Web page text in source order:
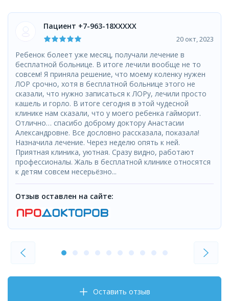
Пациент +7-963-18XXXXX
20 окт, 2023
Ребенок болеет уже месяц, получали лечение в
бесплатной больнице. В итоге лечили вообще не то
совсем! Я приняла решение, что моему коленку нужен
ЛОР срочно, хотя в бесплатной больнице этого не
сказали, что нужно записаться к ЛОРу, лечили просто
кашель и горло. В итоге сегодня в этой чудесной
клинике нам сказали, что у моего ребенка гайморит.
Отлично… спасибо доброму доктору Анастасии
Александровне. Все дословно рассказала, показала!
Назначила лечение. Через неделю опять к ней.
Приятная клиника, уютная. Сразу видно, работают
профессионалы. Жаль в бесплатной клинике относятся
к детям совсем несерьёзно...
Отзыв оставлен на сайте:
Оставить отзыв